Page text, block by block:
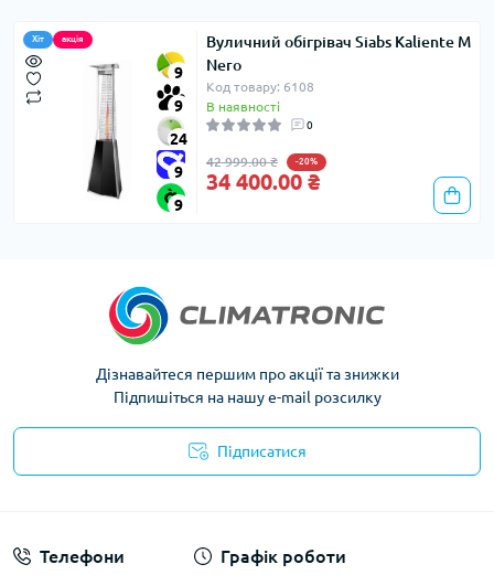
Хіт акція
9
9
24
9
9
Вуличний обігрівач Siabs Kaliente M
Nero
Код товару: 6108
В наявності
0
42 999.00 ₴ -20%
34 400.00 ₴
Дізнавайтеся першим про акції та знижки
Підпишіться на нашу e-mail розсилку
Підписатися
Телефони Графік роботи